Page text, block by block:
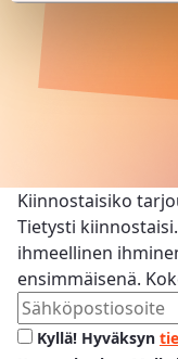
Kiinnostaisiko
Tietysti
ihmeellinen
ensimmäisenä.
Kyllä! Hyväksyn